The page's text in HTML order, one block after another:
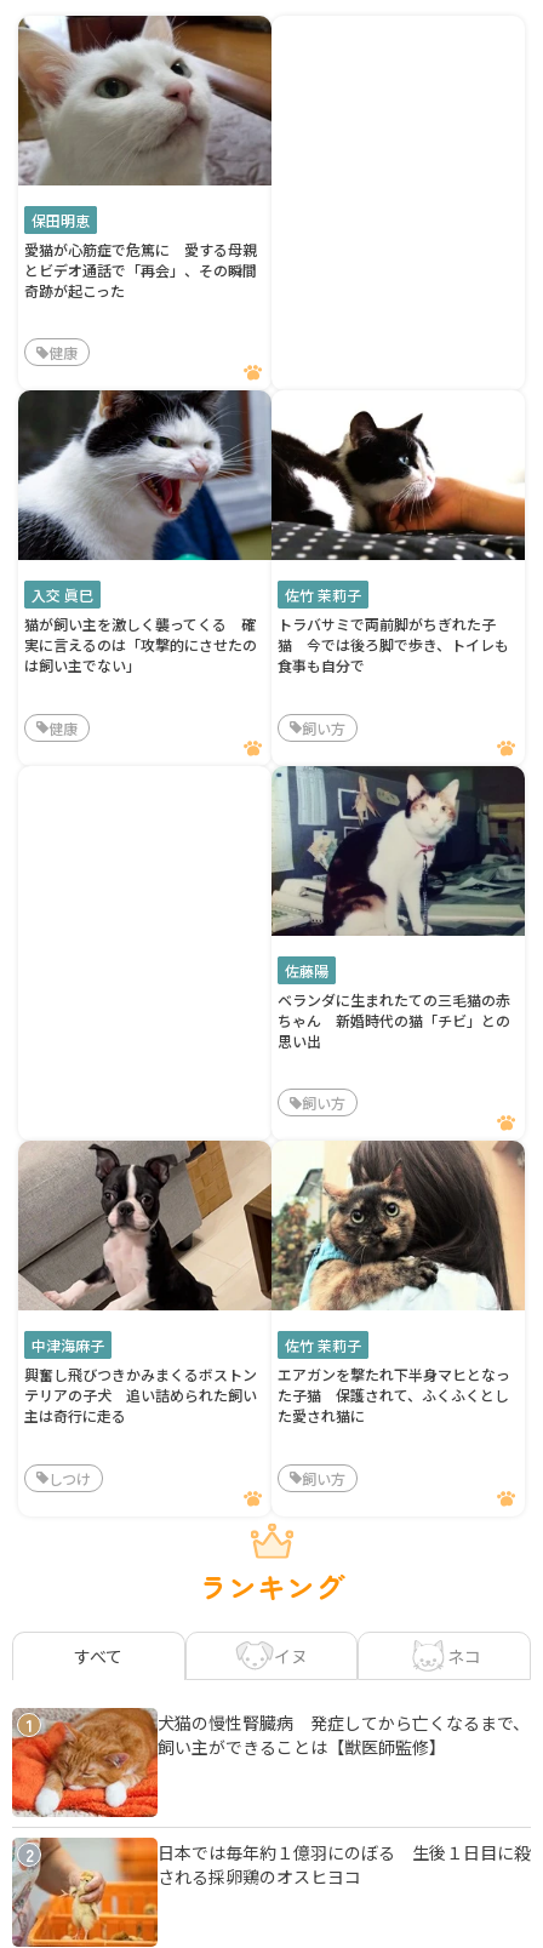
保田明恵
愛猫が心筋症で危篤に 愛する母親
とビデオ通話で「再会」、その瞬間
奇跡が起こった
健康
入交 眞巳
猫が飼い主を激しく襲ってくる 確
実に言えるのは「攻撃的にさせたの
は飼い主でない」
健康
佐竹 茉莉子
トラバサミで両前脚がちぎれた子
猫 今では後ろ脚で歩き、トイレも
食事も自分で
飼い方
佐藤陽
ベランダに生まれたての三毛猫の赤
ちゃん 新婚時代の猫「チビ」との
思い出
飼い方
中津海麻子
興奮し飛びつきかみまくるボストン
テリアの子犬 追い詰められた飼い
主は奇行に走る
しつけ
佐竹 茉莉子
エアガンを撃たれ下半身マヒとなっ
た子猫 保護されて、ふくふくとし
た愛され猫に
飼い方
ランキング
すべて イヌ ネコ
1
犬猫の慢性腎臓病 発症してから亡くなるまで、
飼い主ができることは【獣医師監修】
2
日本では毎年約１億羽にのぼる 生後１日目に殺
される採卵鶏のオスヒヨコ